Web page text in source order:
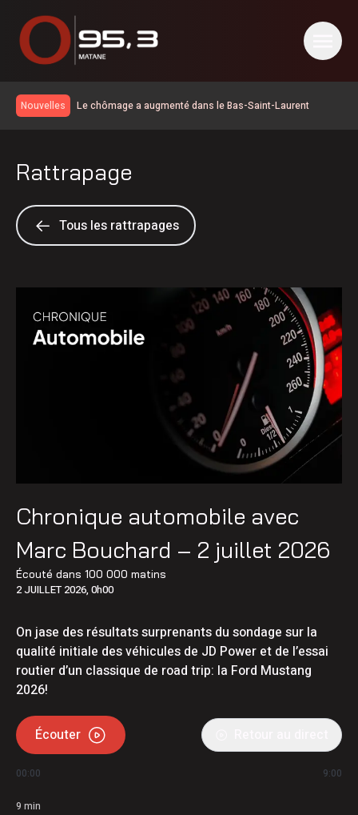
Nouvelles
Le chômage a augmenté dans le Bas-Saint-Laurent
La Matanie est hockey présente trois rencontres
concertée en sécurité nautique de la SQ
Résultat des matchs du 5 août de la Ligue de balle de l’Est
La foudre a déclenché des dizaines de feux de forêt en
Prolongement du dépôt des mises en candidatures du
Élections 2026: le Parti québécois conserve son avance
dans les intentions de vote
Rattrapage
Tous les rattrapages
Chronique automobile avec
Marc Bouchard – 2 juillet 2026
Écouté dans 100 000 matins
2 JUILLET 2026, 0h00
On jase des résultats surprenants du sondage sur la
qualité initiale des véhicules de JD Power et de l’essai
routier d’un classique de road trip: la Ford Mustang
2026!
Écouter
00:00 9:00
9 min